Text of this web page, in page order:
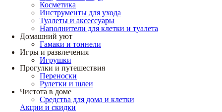
Косметика
Инструменты для ухода
Туалеты и аксессуары
Наполнители для клетки и туалета
Домашний уют
Гамаки и тоннели
Игры и развлечения
Игрушки
Прогулки и путешествия
Переноски
Рулетки и шлеи
Чистота в доме
Средства для дома и клетки
Акции и скидки